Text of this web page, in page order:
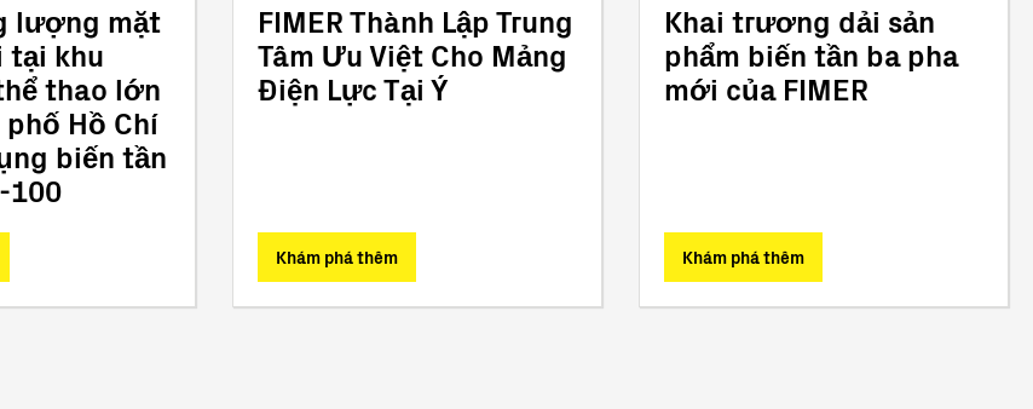
lượng mặt
khu
thao lớn
Hồ Chí
biến tần
100
FIMER Thành Lập Trung
Tâm Ưu Việt Cho Mảng
Điện Lực Tại Ý
Khám phá thêm
Khai trương dải sản
phẩm biến tần ba pha
mới của FIMER
Khám phá thêm